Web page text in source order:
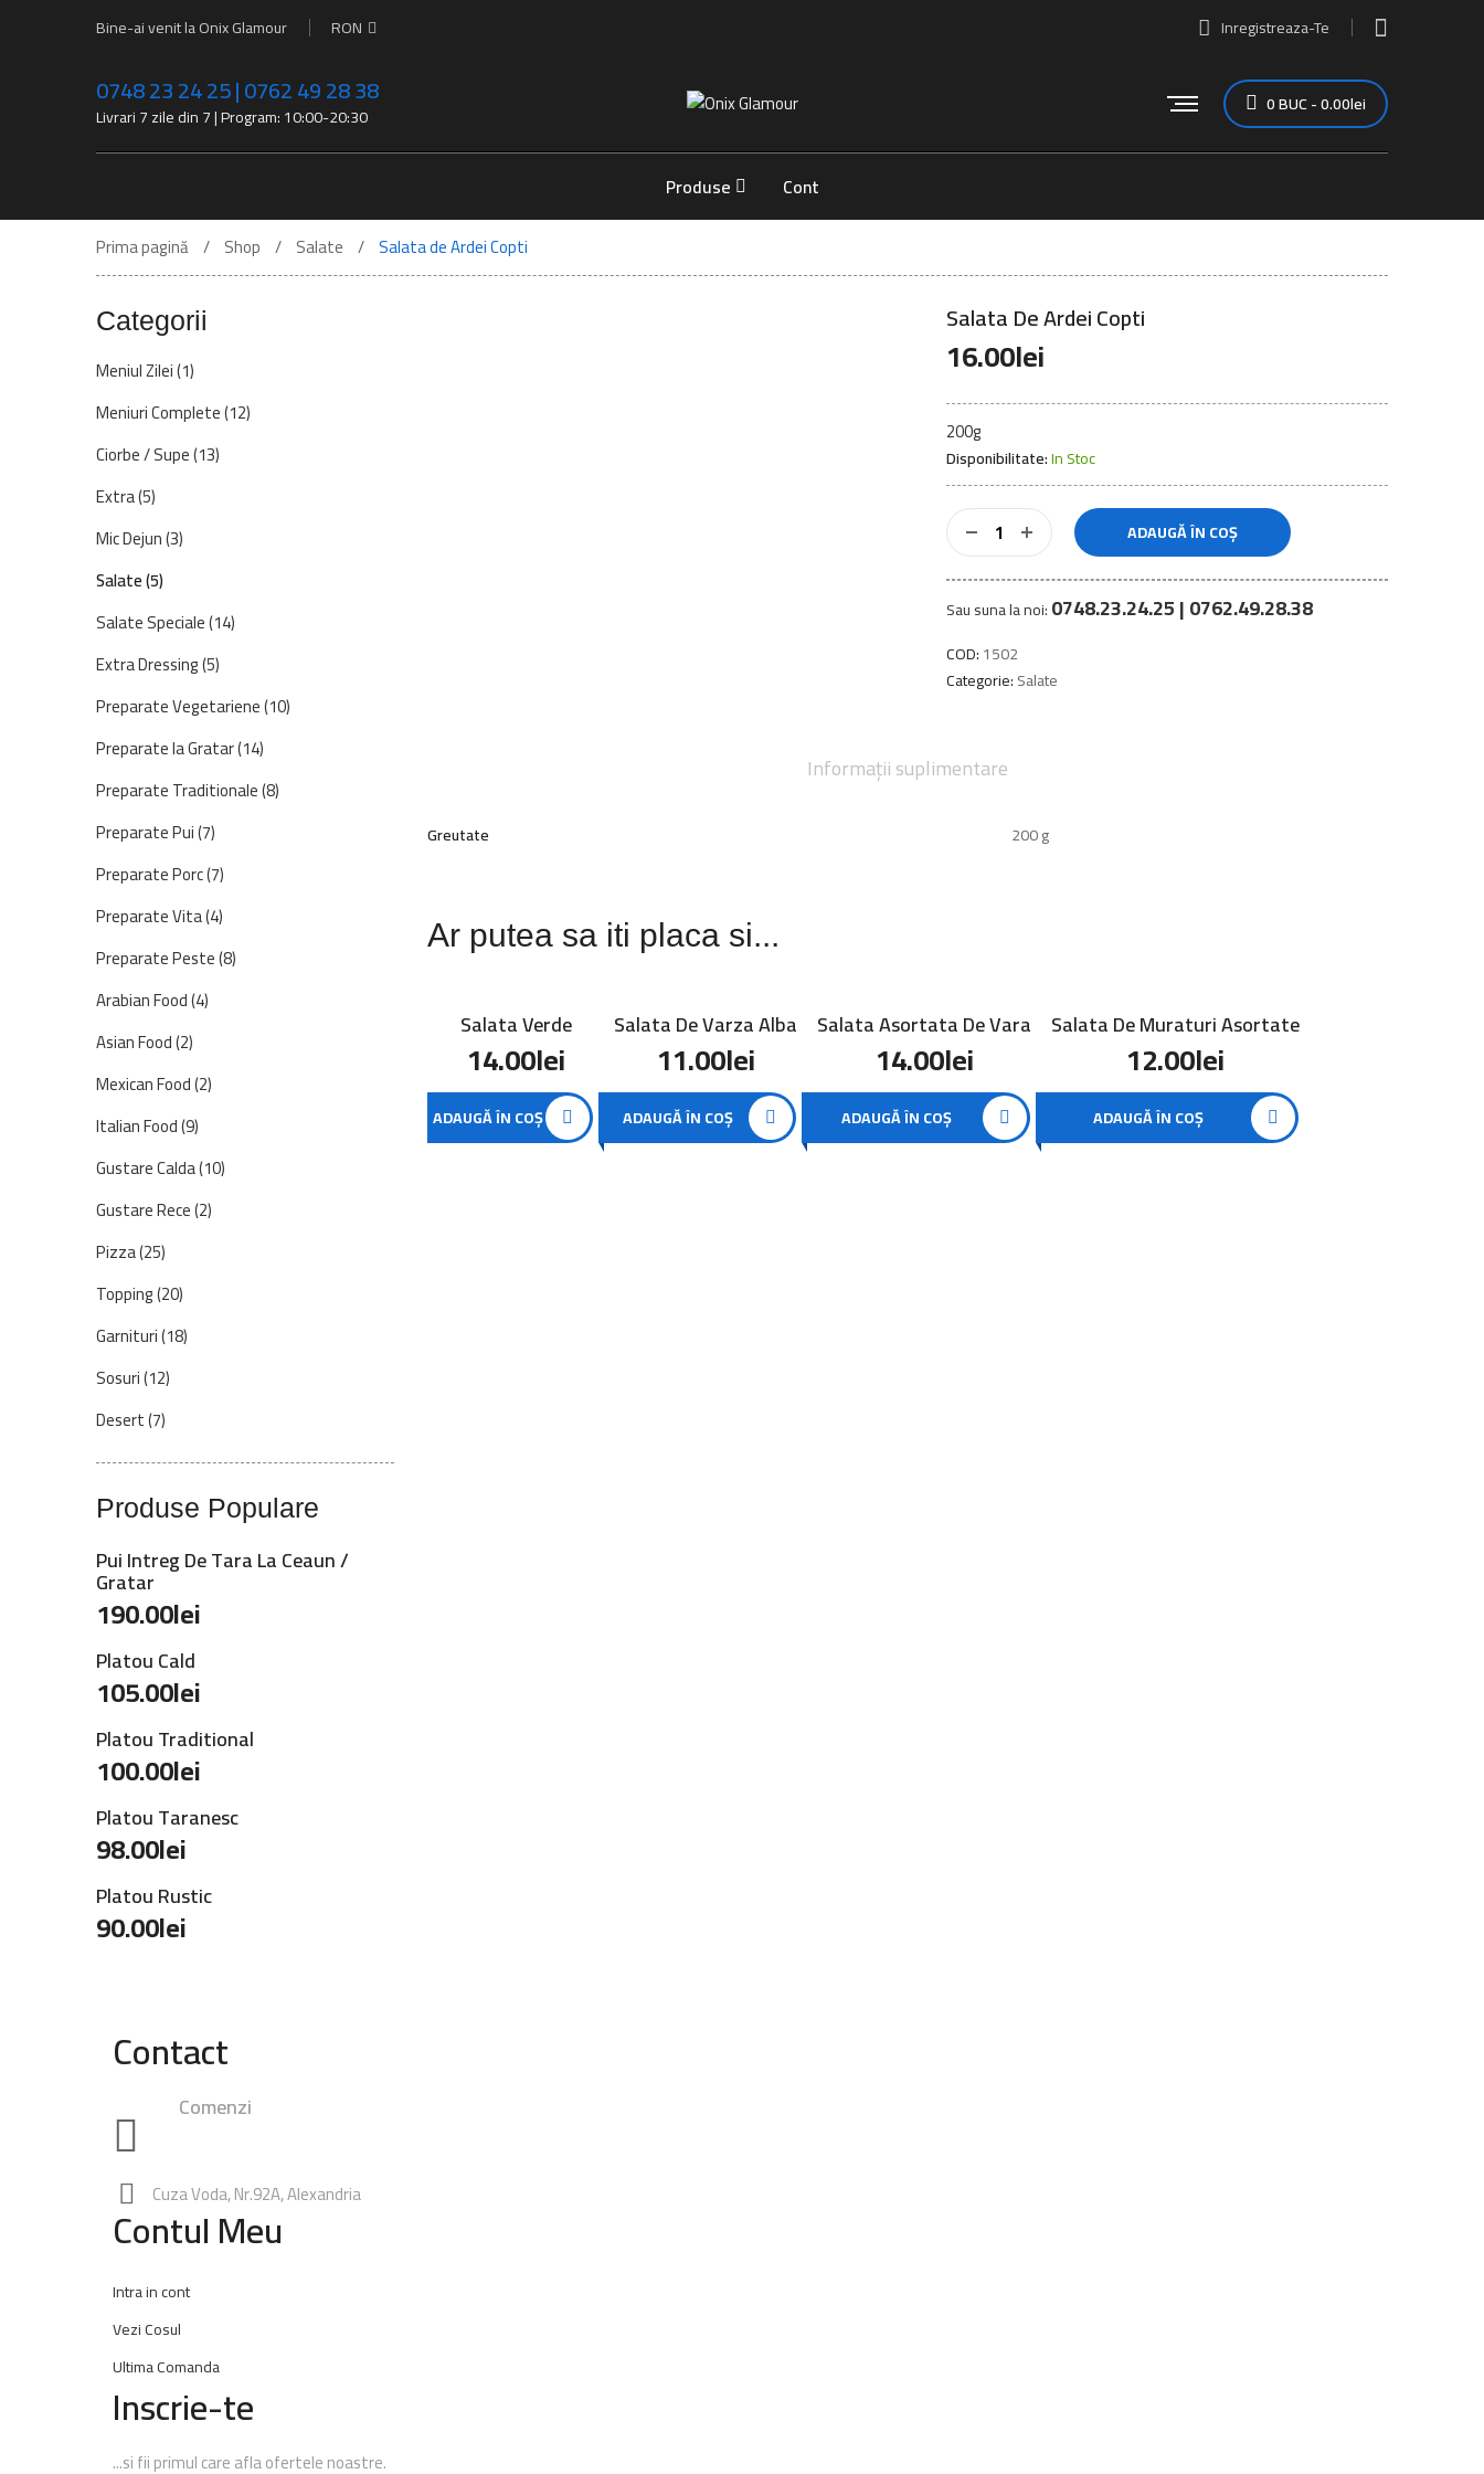
Bine-ai venit la Onix Glamour RON Inregistreaza-Te
0748 23 24 25 | 0762 49 28 38
Livrari 7 zile din 7 | Program: 10:00-20:30
Onix
-
Mancare
0BUC-0.00lei
Produse Cont
Prima pagină Shop Salate Salata de Ardei Copti
Salata De Ardei Copti
16.00lei
200g
Disponibilitate:In Stoc
ADAUGĂ ÎN COȘ
Sau suna la noi:0748.23.24.25 | 0762.49.28.38
COD:1502
Categorie:Salate
Informații suplimentare
Greutate 200 g
Ar putea sa iti placa si...
Salata Verde
14.00lei
ADAUGĂ ÎN COȘ
Salata De Varza Alba
11.00lei
ADAUGĂ ÎN COȘ
Salata Asortata De Vara
14.00lei
ADAUGĂ ÎN COȘ
Salata De Muraturi Asortate
12.00lei
ADAUGĂ ÎN COȘ
Categorii
Meniul Zilei(1)
Meniuri Complete(12)
Ciorbe / Supe(13)
Extra(5)
Mic Dejun(3)
Salate(5)
Salate Speciale(14)
Extra Dressing(5)
Preparate Vegetariene(10)
Preparate la Gratar(14)
Preparate Traditionale(8)
Preparate Pui(7)
Preparate Porc(7)
Preparate Vita(4)
Preparate Peste(8)
Arabian Food(4)
Asian Food(2)
Mexican Food(2)
Italian Food(9)
Gustare Calda(10)
Gustare Rece(2)
Pizza(25)
Topping(20)
Garnituri(18)
Sosuri(12)
Desert(7)
Produse Populare
Pui Intreg De Tara La Ceaun /
Gratar
190.00lei
Platou Cald
105.00lei
Platou Traditional
100.00lei
Platou Taranesc
98.00lei
Platou Rustic
90.00lei
Contact
Comenzi
Cuza Voda, Nr.92A, Alexandria
Contul Meu
Intra in cont
Vezi Cosul
Ultima Comanda
Inscrie-te
...si fii primul care afla ofertele noastre.